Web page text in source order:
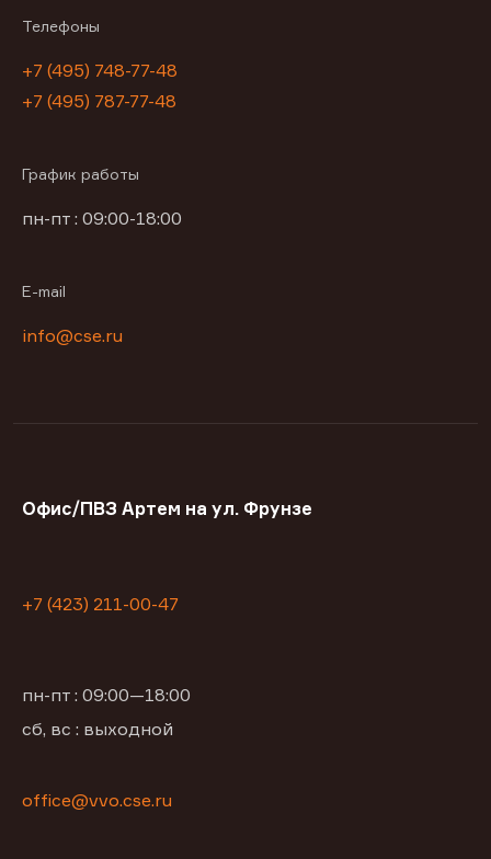
Телефоны
+7 (495) 748-77-48
+7 (495) 787-77-48
График работы
пн-пт : 09:00-18:00
E-mail
info@cse.ru
Офис/ПВЗ Артем на ул. Фрунзе
+7 (423) 211-00-47
пн-пт : 09:00—18:00
сб, вс : выходной
office@vvo.cse.ru